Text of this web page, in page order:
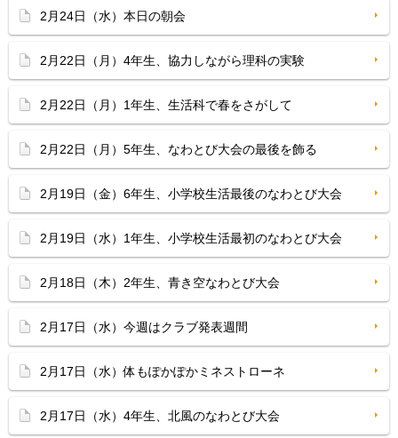
2月24日（水）本日の朝会
2月22日（月）4年生、協力しながら理科の実験
2月22日（月）1年生、生活科で春をさがして
2月22日（月）5年生、なわとび大会の最後を飾る
2月19日（金）6年生、小学校生活最後のなわとび大会
2月19日（水）1年生、小学校生活最初のなわとび大会
2月18日（木）2年生、青き空なわとび大会
2月17日（水）今週はクラブ発表週間
2月17日（水）体もぽかぽかミネストローネ
2月17日（水）4年生、北風のなわとび大会